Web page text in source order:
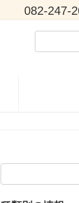
082-247-